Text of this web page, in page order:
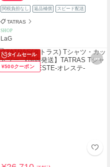
関税負担なし 返品補償 スピード配送
TATRAS
SHOP
LaG
タイムセール
¥500クーポン